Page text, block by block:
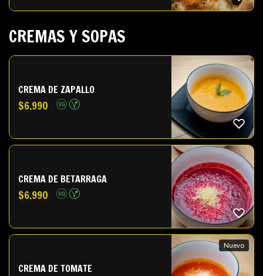
CREMAS Y SOPAS
CREMA DE ZAPALLO
$6.990
CREMA DE BETARRAGA
$6.990
CREMA DE TOMATE
Nuevo